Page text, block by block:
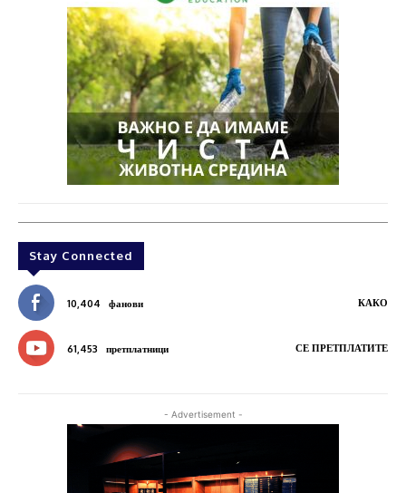
Stay Connected
10,404 фанови КАКО
61,453 претплатници СЕ ПРЕТПЛАТИТЕ
- Advertisement -